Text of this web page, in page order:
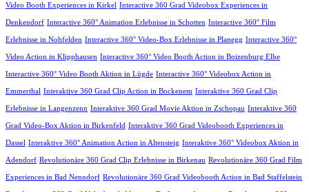
Video Booth Experiences in Kirkel Interactive 360 Grad Videobox Experiences in
Denkendorf Interactive 360° Animation Erlebnisse in Schotten Interactive 360° Film
Erlebnisse in Nohfelden Interactive 360° Video-Box Erlebnisse in Planegg Interactive 360°
Video Action in Klipphausen Interactive 360° Video Booth Action in Boizenburg Elbe
Interactive 360° Video Booth Aktion in Lügde Interactive 360° Videobox Action in
Emmerthal Interaktive 360 Grad Clip Action in Bockenem Interaktive 360 Grad Clip
Erlebnisse in Langenzenn Interaktive 360 Grad Movie Aktion in Zschopau Interaktive 360
Grad Video-Box Aktion in Birkenfeld Interaktive 360 Grad Videobooth Experiences in
Dassel Interaktive 360° Animation Action in Altensteig Interaktive 360° Videobox Aktion in
Adendorf Revolutionäre 360 Grad Clip Erlebnisse in Birkenau Revolutionäre 360 Grad Film
Experiences in Bad Nenndorf Revolutionäre 360 Grad Videobooth Action in Bad Staffelstein